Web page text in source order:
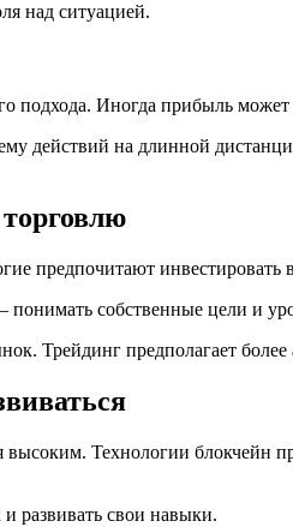
над ситуацией.
подхода. Иногда прибыль
действий на длинной
предпочитают инвестировать
собственные цели и
Трейдинг предполагает
Технологии блокчейн
развивать свои навыки.